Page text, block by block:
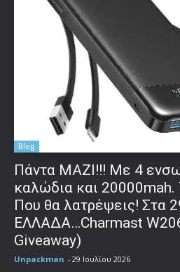
Blog
Πάντα ΜΑΖΙ!!! Με 4
καλώδια και
Που θα λατρέψεις!
ΕΛΛΑΔΑ…Charmast
Giveaway)
Unpackman - 29 Ιουλίου 2026